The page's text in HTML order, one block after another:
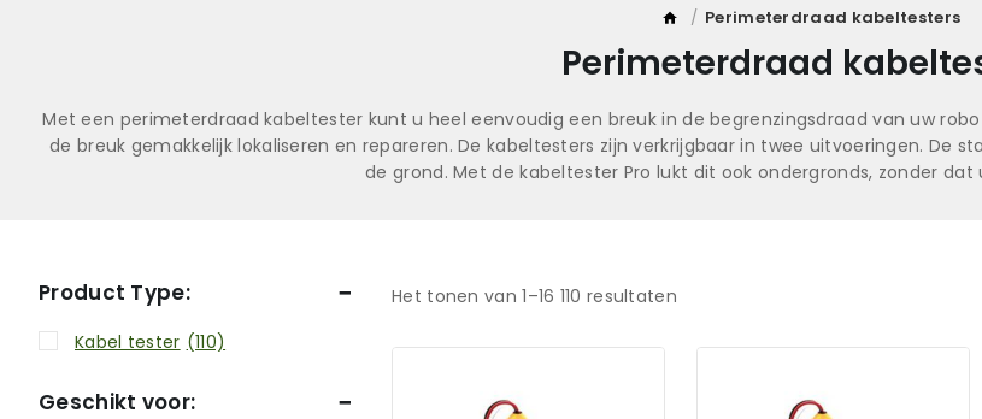
/ Perimeterdraad kabeltesters
Perimeterdraad
Met een perimeterdraad kabeltester kunt u heel eenvoudig een breuk in de begrenzingsdraad van uw
de breuk gemakkelijk lokaliseren en repareren. De kabeltesters zijn verkrijgbaar in twee uitvoeringen. De
de grond. Met de kabeltester Pro lukt dit ook ondergronds, zonder
Het tonen van 1–16 110 resultaten
Product Type:
Kabel tester (110)
Geschikt voor: